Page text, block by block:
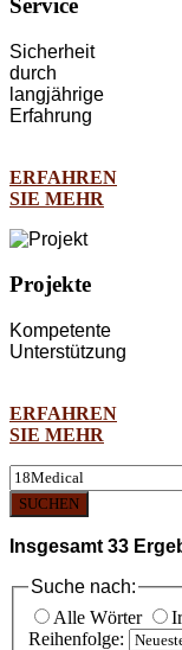
Service
Sicherheit
durch
langjährige
Erfahrung
ERFAHREN
SIE MEHR
Projekte
Kompetente
Unterstützung
ERFAHREN
SIE MEHR
SUCHEN
Insgesamt 33
Suche nach:
Alle Wörter
Reihenfolge: